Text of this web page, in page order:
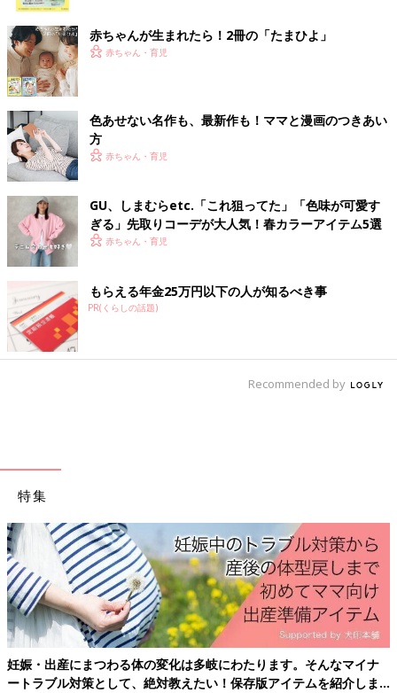
を喜んで食べてました。生後10カ月検診で相談したところ『いい
よいいよ。食べるなら何でもいい。身長も平均より高いし、一人
で上手に歩いて走ってすごい活発だし問題なし』と言ってもらえ
て安心しました」
離乳食のスタートといえば「10倍がゆ」や「野菜ペースト」など
ドロドロしたものですが、その「ドロドロしたもの」が苦手な赤
ちゃんもいるようなのです。
「実母からは『
の子が最初から3人前食べる子で食べない悩みとは無縁で、下の
子の離乳食を始めた時は、消化器官に病気でもあるのか！？と思
いました。うちの子はとにかく離乳食のドロドロが嫌だったみた
いで、試行錯誤の結果、赤ちゃんせんべいとかカリカリした食感
のものは食べることが判明。7才の今でもおかゆやおじやは嫌が
ります」
「上の子も下の子も食べなかったです 全部吐き出すか離乳食の
たよ。いま4才の上の子いまだにおかゆが嫌いなんだそうです」
が募ります。
食べるきっかけになることも。
「うちは第一子からベビーフード多用してます。最初は手作りし
てましたが、あまりに食べてくれなくて心が折れました。」
「離乳食は最初だけはりきって作りましたが、娘が食べてくれず
私が挫けてしまい、ずっとベビーフードを愛用してきました。ベ
ビーフードは種類も豊富ですし、量もさまざま。たまーに作りま
したがそれ以外はベビーフードに頼りました」
赤ちゃんが生まれたら！2冊の「たまひよ」
赤ちゃん・育児
色あせない名作も、最新作も！ママと漫画のつきあい
方
赤ちゃん・育児
GU、しまむらetc.「これ狙ってた」「色味が可愛す
ぎる」先取りコーデが大人気！春カラーアイテム5選
赤ちゃん・育児
もらえる年金25万円以下の人が知るべき事
PR(くらしの話題)
Recommended by
特集
妊娠・出産にまつわる体の変化は多岐にわたります。そんなマイナ
ートラブル対策として、絶対教えたい！保存版アイテムを紹介しま